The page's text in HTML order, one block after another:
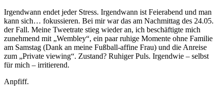
Irgendwann endet jeder Stress. Irgendwann ist Feierabend und man
kann sich… fokussieren. Bei mir war das am Nachmittag des 24.05.
der Fall. Meine Tweetrate stieg wieder an, ich beschäftigte mich
zunehmend mit „Wembley“, ein paar ruhige Momente ohne Familie
am Samstag (Dank an meine Fußball-affine Frau) und die Anreise
zum „Private viewing“. Zustand? Ruhiger Puls. Irgendwie – selbst
für mich – irritierend.
Anpfiff.